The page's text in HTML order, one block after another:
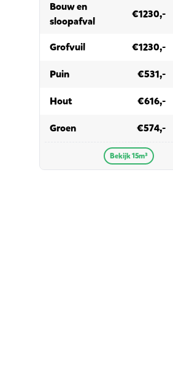
Bouw en
sloopafvalin 15m³
€1230,-
Grofvuilin 15m³ €1230,-
Puinin 15m³ €531,-
Houtin 15m³ €616,-
Groenin 15m³ €574,-
Bekijk 15m³